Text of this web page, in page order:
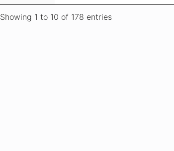
Showing 1 to 10 of 178 entries